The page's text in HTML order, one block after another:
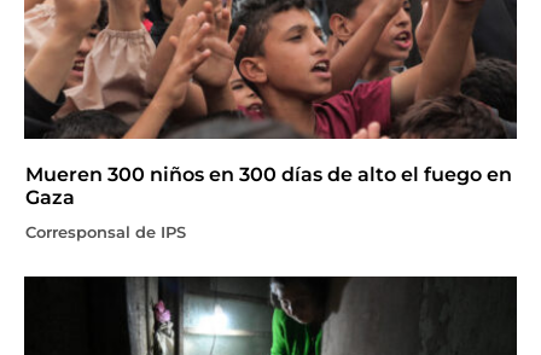
Mueren 300 niños en 300 días de alto el fuego en
Gaza
Corresponsal de IPS